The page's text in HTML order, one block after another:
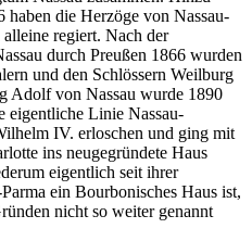
haben die Herzöge von Nassau-
regiert. Nach der
durch Preußen 1866 wurden
und den Schlössern Weilburg
Adolf von Nassau wurde 1890
eigentliche Linie Nassau-
IV. erloschen und ging mit
ins neugegründete Haus
eigentlich seit ihrer
ein Bourbonisches Haus ist,
nicht so weiter genannt